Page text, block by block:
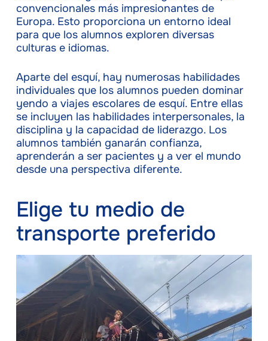
convencionales más impresionantes de
Europa. Esto proporciona un entorno ideal
para que los alumnos exploren diversas
culturas e idiomas.
Aparte del esquí, hay numerosas habilidades
individuales que los alumnos pueden dominar
yendo a viajes escolares de esquí. Entre ellas
se incluyen las habilidades interpersonales, la
disciplina y la capacidad de liderazgo. Los
alumnos también ganarán confianza,
aprenderán a ser pacientes y a ver el mundo
desde una perspectiva diferente.
Elige tu medio de
transporte preferido